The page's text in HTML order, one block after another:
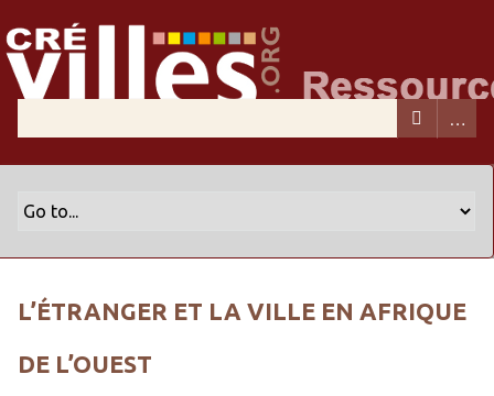
L’ÉTRANGER ET LA VILLE EN AFRIQUE
DE L’OUEST